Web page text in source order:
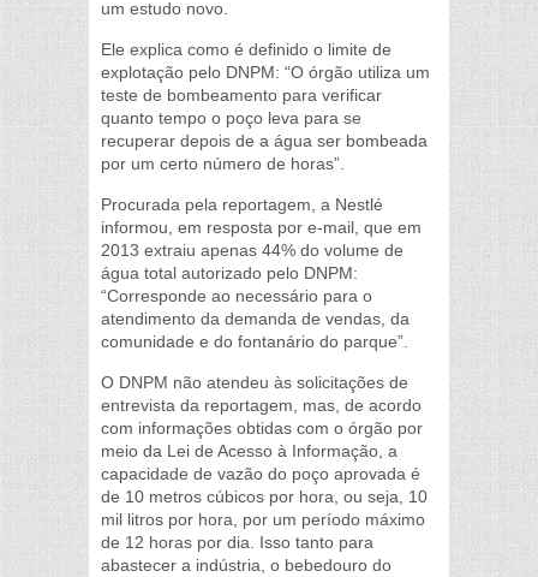
um estudo novo.
Ele explica como é definido o limite de
explotação pelo DNPM: “O órgão utiliza um
teste de bombeamento para verificar
quanto tempo o poço leva para se
recuperar depois de a água ser bombeada
por um certo número de horas”.
Procurada pela reportagem, a Nestlé
informou, em resposta por e-mail, que em
2013 extraiu apenas 44% do volume de
água total autorizado pelo DNPM:
“Corresponde ao necessário para o
atendimento da demanda de vendas, da
comunidade e do fontanário do parque”.
O DNPM não atendeu às solicitações de
entrevista da reportagem, mas, de acordo
com informações obtidas com o órgão por
meio da Lei de Acesso à Informação, a
capacidade de vazão do poço aprovada é
de 10 metros cúbicos por hora, ou seja, 10
mil litros por hora, por um período máximo
de 12 horas por dia. Isso tanto para
abastecer a indústria, o bebedouro do